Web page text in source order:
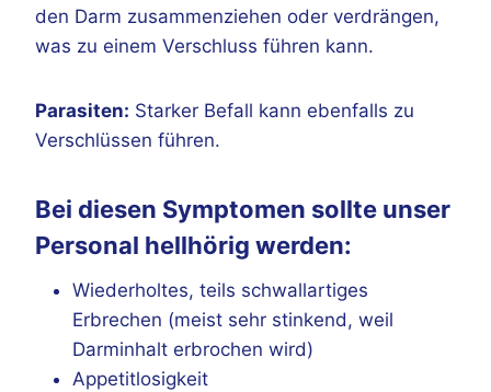
den Darm zusammenziehen oder verdrängen,
was zu einem Verschluss führen kann.
Parasiten: Starker Befall kann ebenfalls zu
Verschlüssen führen.
Bei diesen Symptomen sollte unser
Personal hellhörig werden:
Wiederholtes, teils schwallartiges
Erbrechen (meist sehr stinkend, weil
Darminhalt erbrochen wird)
Appetitlosigkeit